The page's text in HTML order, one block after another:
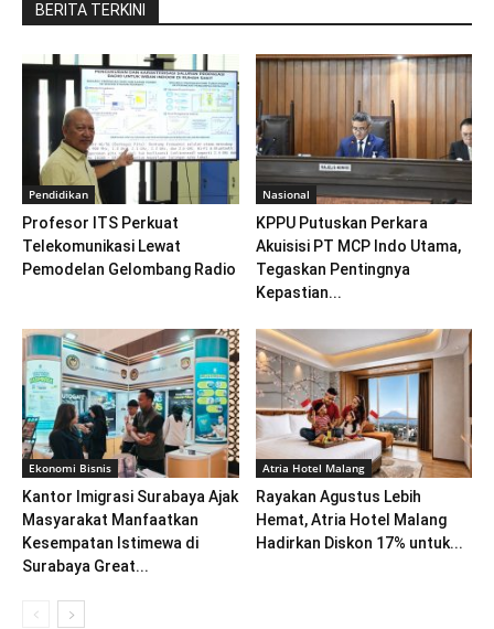
BERITA TERKINI
Pendidikan
Profesor ITS Perkuat
Telekomunikasi Lewat
Pemodelan Gelombang Radio
Nasional
KPPU Putuskan Perkara
Akuisisi PT MCP Indo Utama,
Tegaskan Pentingnya
Kepastian...
Ekonomi Bisnis
Kantor Imigrasi Surabaya Ajak
Masyarakat Manfaatkan
Kesempatan Istimewa di
Surabaya Great...
Atria Hotel Malang
Rayakan Agustus Lebih
Hemat, Atria Hotel Malang
Hadirkan Diskon 17% untuk...